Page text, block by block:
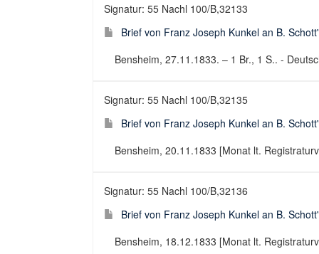
Signatur: 55 Nachl 100/B,32133
Brief von Franz Joseph Kunkel an B.
Bensheim, 27.11.1833. – 1 Br., 1 S.. -
Signatur: 55 Nachl 100/B,32135
Brief von Franz Joseph Kunkel an B.
Bensheim, 20.11.1833 [Monat lt.
Signatur: 55 Nachl 100/B,32136
Brief von Franz Joseph Kunkel an B.
Bensheim, 18.12.1833 [Monat lt.